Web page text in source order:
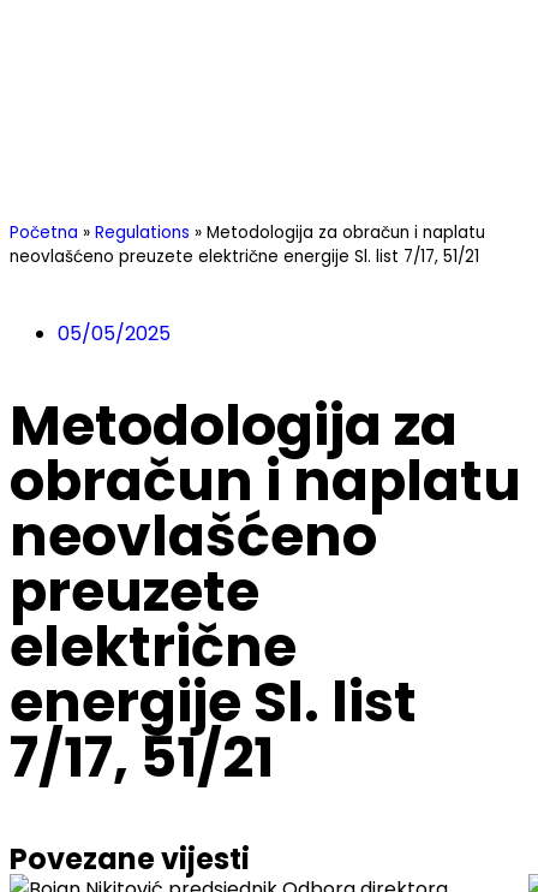
Početna » Regulations » Metodologija za obračun i naplatu
neovlašćeno preuzete električne energije Sl. list 7/17, 51/21
05/05/2025
Metodologija za
obračun i naplatu
neovlašćeno
preuzete
električne
energije Sl. list
7/17, 51/21
Povezane vijesti